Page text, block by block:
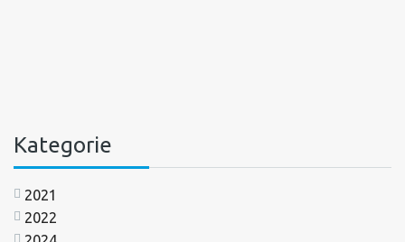
Kategorie
2021
2022